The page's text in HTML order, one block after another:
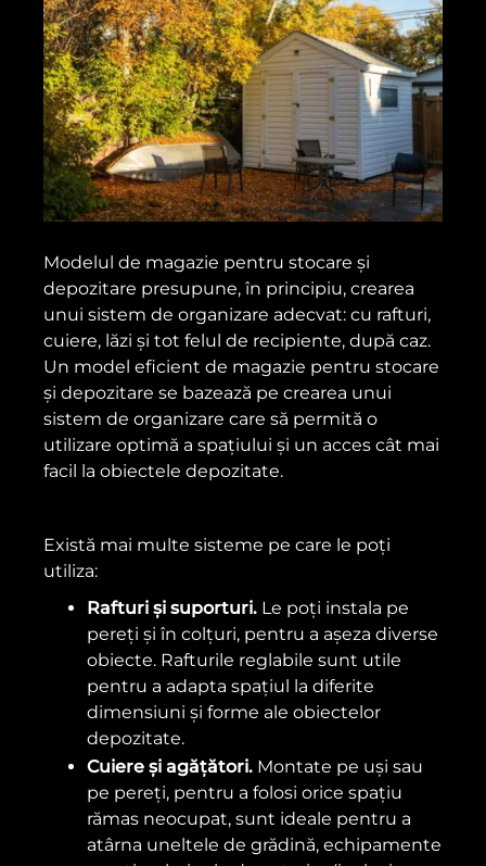
Modelul de magazie pentru stocare și
depozitare presupune, în principiu, crearea
unui sistem de organizare adecvat: cu rafturi,
cuiere, lăzi și tot felul de recipiente, după caz.
Un model eficient de magazie pentru stocare
și depozitare se bazează pe crearea unui
sistem de organizare care să permită o
utilizare optimă a spațiului și un acces cât mai
facil la obiectele depozitate.
Există mai multe sisteme pe care le poți
utiliza:
Rafturi și suporturi. Le poți instala pe
pereți și în colțuri, pentru a așeza diverse
obiecte. Rafturile reglabile sunt utile
pentru a adapta spațiul la diferite
dimensiuni și forme ale obiectelor
depozitate.
Cuiere și agățători. Montate pe uși sau
pe pereți, pentru a folosi orice spațiu
rămas neocupat, sunt ideale pentru a
atârna uneltele de grădină, echipamente